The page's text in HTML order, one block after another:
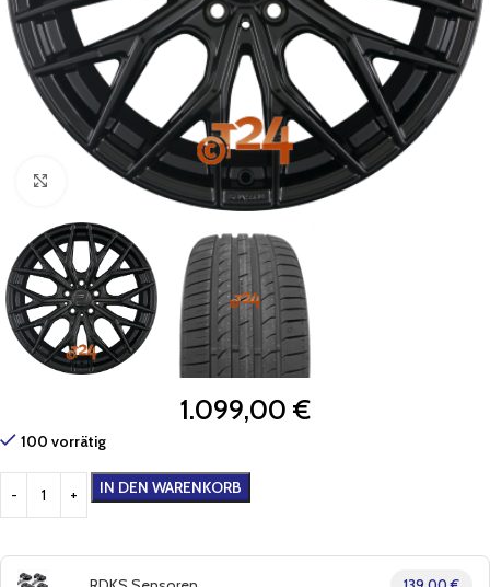
Zum Vergrößern klicken
1.099,00 €
100 vorrätig
IN DEN WARENKORB